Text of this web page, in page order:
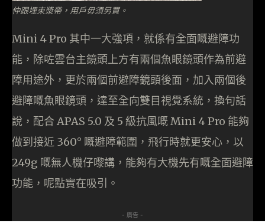
仲跟埋束漿帶，用戶毋須另買。
Mini 4 Pro 其中一大強項，就係有全面嘅避障功
能，除咗雲台主鏡頭上方有兩個魚眼鏡頭作為前避
障用途外，更於兩個前避障鏡頭後面，加入兩個後
避障嘅魚眼鏡頭，達至全向雙目視覺系統，換句話
說，配合 APAS 5.0 及 5 級抗風嘅 Mini 4 Pro 能夠
做到接近 360° 嘅避障範圍，飛行時就更安心，以
249g 嘅無人機仔嚟講，能夠有大機先有嘅全面避障
功能，呢點實在吸引。
- 廣告 -